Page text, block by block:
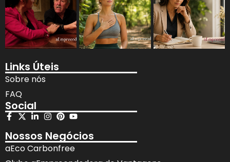
Links Úteis
Sobre nós
FAQ
Social
Nossos Negócios
aEco Carbonfree